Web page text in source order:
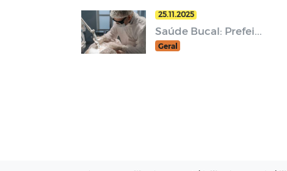
25.11.2025
Saúde Bucal: Prefei...
Geral